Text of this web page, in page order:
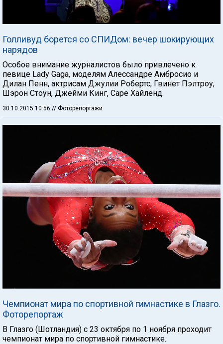
Голливуд борется со СПИДом: вечер шокирующих
нарядов
Особое внимание журналистов было привлечено к
певице Lady Gaga, моделям Алессандре Амбросио и
Дилан Пенн, актрисам Джулии Робертс, Гвинет Пэлтроу,
Шэрон Стоун, Джейми Кинг, Саре Хайленд.
30.10.2015 10:56 // Фоторепортажи
Чемпионат мира по спортивной гимнастике в Глазго.
Фоторепортаж
В Глазго (Шотландия) с 23 октября по 1 ноября проходит
чемпионат мира по спортивной гимнастике.